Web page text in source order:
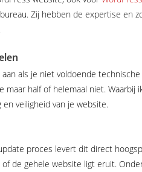
Zij hebben de expertise en
als je niet voldoende
half of helemaal niet.
veiligheid van je website.
proces levert dit direct
de gehele website ligt eruit.